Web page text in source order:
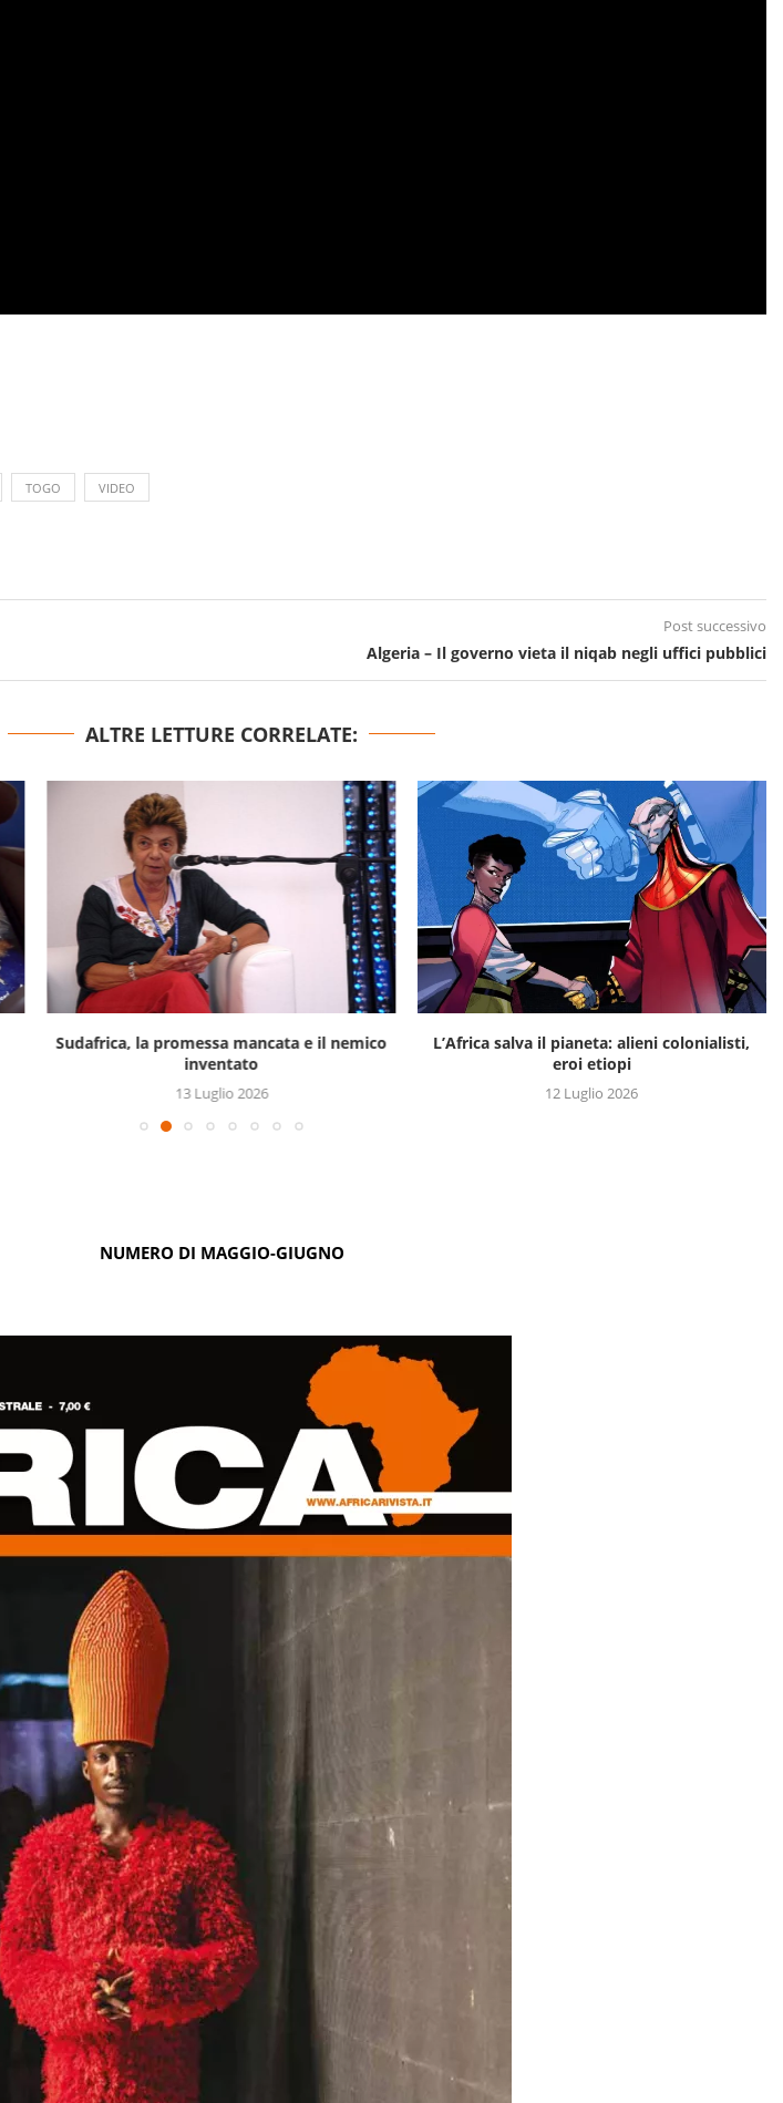
TOGO VIDEO
Post successivo
Algeria – Il governo vieta il niqab negli uffici pubblici
ALTRE LETTURE CORRELATE:
Sudafrica, la promessa mancata e il nemico
inventato
13 Luglio 2026
L’Africa salva il pianeta: alieni colonialisti,
eroi etiopi
12 Luglio 2026
NUMERO DI MAGGIO-GIUGNO